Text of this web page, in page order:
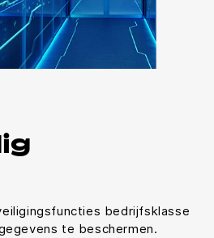
bedrijfsklasse
te beschermen.